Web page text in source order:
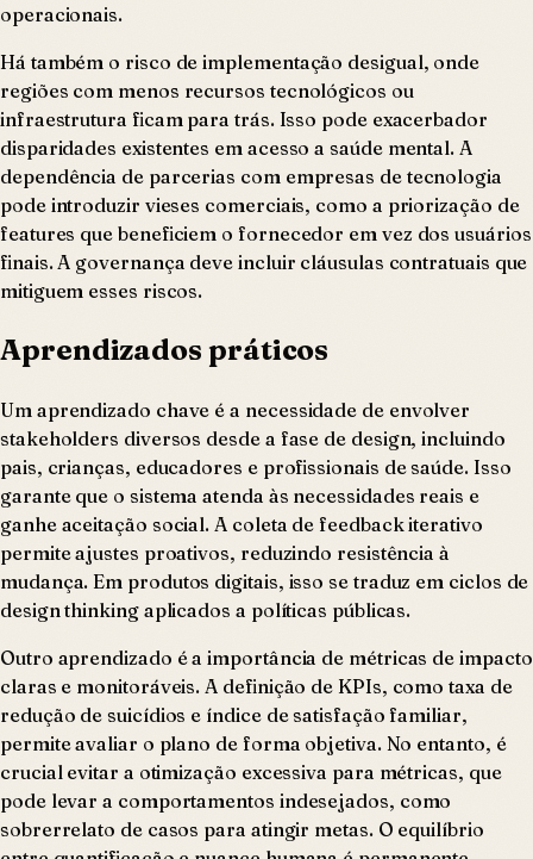
operacionais.
Há também o risco de implementação desigual, onde
regiões com menos recursos tecnológicos ou
infraestrutura ficam para trás. Isso pode exacerbador
disparidades existentes em acesso a saúde mental. A
dependência de parcerias com empresas de tecnologia
pode introduzir vieses comerciais, como a priorização de
features que beneficiem o fornecedor em vez dos usuários
finais. A governança deve incluir cláusulas contratuais que
mitiguem esses riscos.
Aprendizados práticos
Um aprendizado chave é a necessidade de envolver
stakeholders diversos desde a fase de design, incluindo
pais, crianças, educadores e profissionais de saúde. Isso
garante que o sistema atenda às necessidades reais e
ganhe aceitação social. A coleta de feedback iterativo
permite ajustes proativos, reduzindo resistência à
mudança. Em produtos digitais, isso se traduz em ciclos de
design thinking aplicados a políticas públicas.
Outro aprendizado é a importância de métricas de impacto
claras e monitoráveis. A definição de KPIs, como taxa de
redução de suicídios e índice de satisfação familiar,
permite avaliar o plano de forma objetiva. No entanto, é
crucial evitar a otimização excessiva para métricas, que
pode levar a comportamentos indesejados, como
sobrerrelato de casos para atingir metas. O equilíbrio